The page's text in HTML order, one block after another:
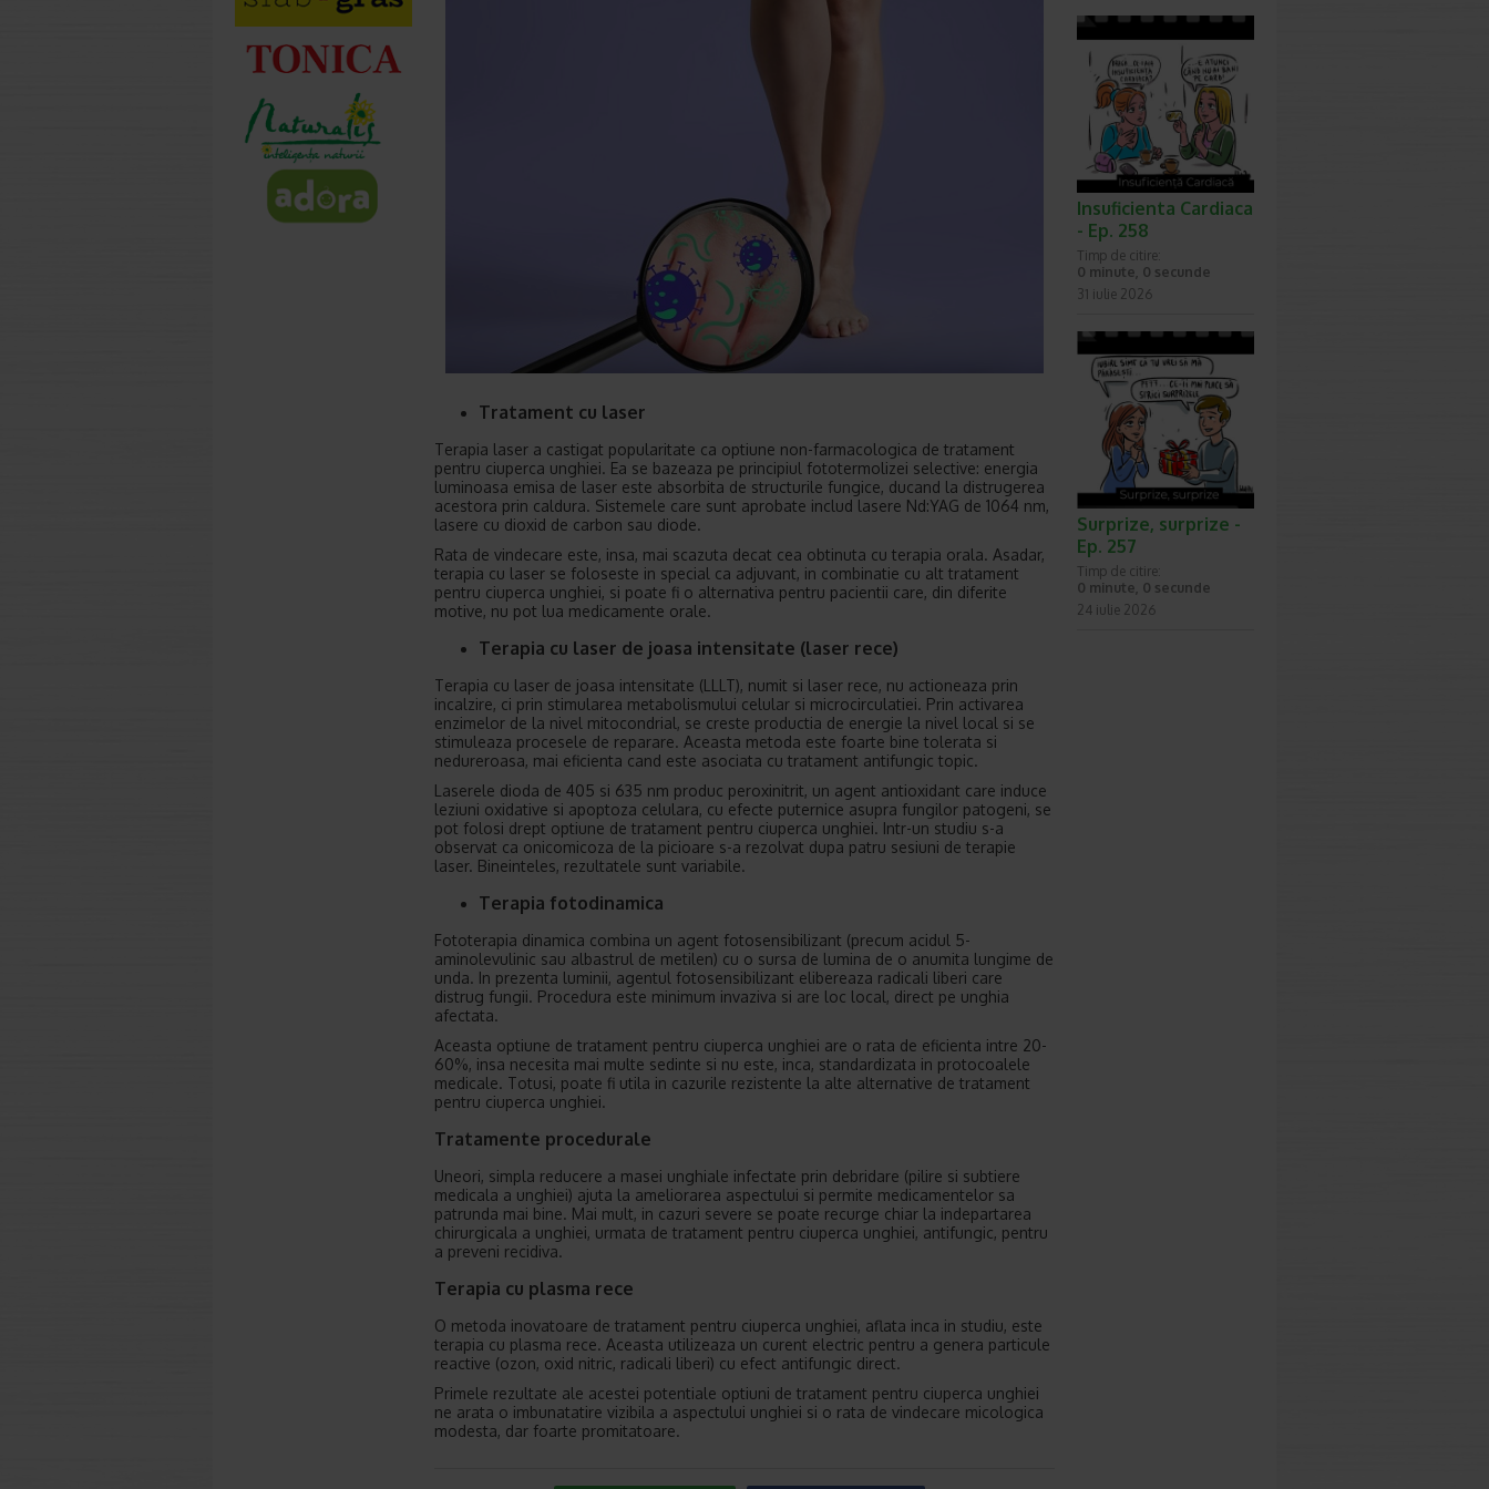
Tratament cu laser
Terapia laser a castigat popularitate ca optiune non-farmacologica de tratament
pentru ciuperca unghiei. Ea se bazeaza pe principiul fototermolizei selective: energia
luminoasa emisa de laser este absorbita de structurile fungice, ducand la distrugerea
acestora prin caldura. Sistemele care sunt aprobate includ lasere Nd:YAG de 1064 nm,
lasere cu dioxid de carbon sau diode.
Rata de vindecare este, insa, mai scazuta decat cea obtinuta cu terapia orala. Asadar,
terapia cu laser se foloseste in special ca adjuvant, in combinatie cu alt tratament
pentru ciuperca unghiei, si poate fi o alternativa pentru pacientii care, din diferite
motive, nu pot lua medicamente orale.
Terapia cu laser de joasa intensitate (laser rece)
Terapia cu laser de joasa intensitate (LLLT), numit si laser rece, nu actioneaza prin
incalzire, ci prin stimularea metabolismului celular si microcirculatiei. Prin activarea
enzimelor de la nivel mitocondrial, se creste productia de energie la nivel local si se
stimuleaza procesele de reparare. Aceasta metoda este foarte bine tolerata si
nedureroasa, mai eficienta cand este asociata cu tratament antifungic topic.
Laserele dioda de 405 si 635 nm produc peroxinitrit, un agent antioxidant care induce
leziuni oxidative si apoptoza celulara, cu efecte puternice asupra fungilor patogeni, se
pot folosi drept optiune de tratament pentru ciuperca unghiei. Intr-un studiu s-a
observat ca onicomicoza de la picioare s-a rezolvat dupa patru sesiuni de terapie
laser. Bineinteles, rezultatele sunt variabile.
Terapia fotodinamica
Fototerapia dinamica combina un agent fotosensibilizant (precum acidul 5-
aminolevulinic sau albastrul de metilen) cu o sursa de lumina de o anumita lungime de
unda. In prezenta luminii, agentul fotosensibilizant elibereaza radicali liberi care
distrug fungii. Procedura este minimum invaziva si are loc local, direct pe unghia
afectata.
Aceasta optiune de tratament pentru ciuperca unghiei are o rata de eficienta intre 20-
60%, insa necesita mai multe sedinte si nu este, inca, standardizata in protocoalele
medicale. Totusi, poate fi utila in cazurile rezistente la alte alternative de tratament
pentru ciuperca unghiei.
Tratamente procedurale
Uneori, simpla reducere a masei unghiale infectate prin debridare (pilire si subtiere
medicala a unghiei) ajuta la ameliorarea aspectului si permite medicamentelor sa
patrunda mai bine. Mai mult, in cazuri severe se poate recurge chiar la indepartarea
chirurgicala a unghiei, urmata de tratament pentru ciuperca unghiei, antifungic, pentru
a preveni recidiva.
Terapia cu plasma rece
O metoda inovatoare de tratament pentru ciuperca unghiei, aflata inca in studiu, este
terapia cu plasma rece. Aceasta utilizeaza un curent electric pentru a genera particule
reactive (ozon, oxid nitric, radicali liberi) cu efect antifungic direct.
Primele rezultate ale acestei potentiale optiuni de tratament pentru ciuperca unghiei
ne arata o imbunatatire vizibila a aspectului unghiei si o rata de vindecare micologica
modesta, dar foarte promitatoare.
Insuficienta Cardiaca
- Ep. 258
Timp de citire:
0 minute, 0 secunde
31 iulie 2026
Surprize, surprize -
Ep. 257
Timp de citire:
0 minute, 0 secunde
24 iulie 2026